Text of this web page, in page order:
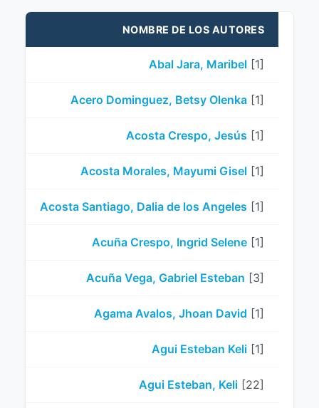
NOMBRE DE LOS AUTORES
Abal Jara, Maribel [1]
Acero Dominguez, Betsy Olenka [1]
Acosta Crespo, Jesús [1]
Acosta Morales, Mayumi Gisel [1]
Acosta Santiago, Dalia de los Angeles [1]
Acuña Crespo, Ingrid Selene [1]
Acuña Vega, Gabriel Esteban [3]
Agama Avalos, Jhoan David [1]
Agui Esteban Keli [1]
Agui Esteban, Keli [22]